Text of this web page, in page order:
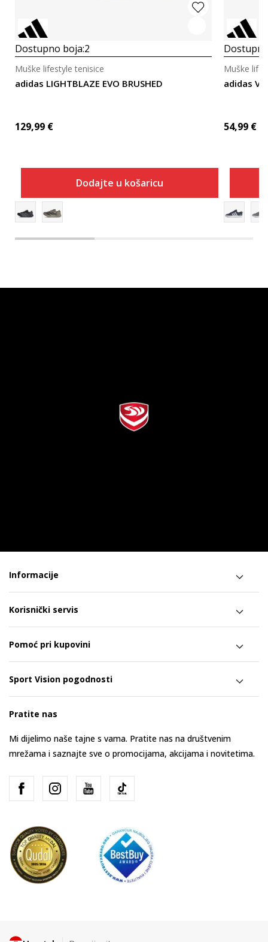
Dostupno boja:2
adidas LIGHTBLAZE EVO BRUSHED
Muške lifestyle tenisice
129,99 €
Dodajte u košaricu
adidas VS
Muške
54,99 €
Informacije
Korisnički servis
Pomoć pri kupovini
Sport Vision pogodnosti
Pratite nas
Mi dijelimo naše tajne s vama. Pratite nas na društvenim
mrežama i saznajte sve o promocijama, akcijama i novitetima.